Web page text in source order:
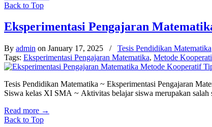
Back to Top
Eksperimentasi Pengajaran
By admin on January 17, 2025 / Tesis Pendidikan Matematika
Tags: Eksperimentasi Pengajaran Matematika, Metode
Tesis Pendidikan Matematika ~ Eksperimentasi Pengajaran
Siswa kelas XI SMA ~ Aktivitas belajar siswa merupakan salah
Read more →
Back to Top